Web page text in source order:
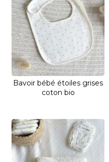
Bavoir bébé étoiles grises
coton bio